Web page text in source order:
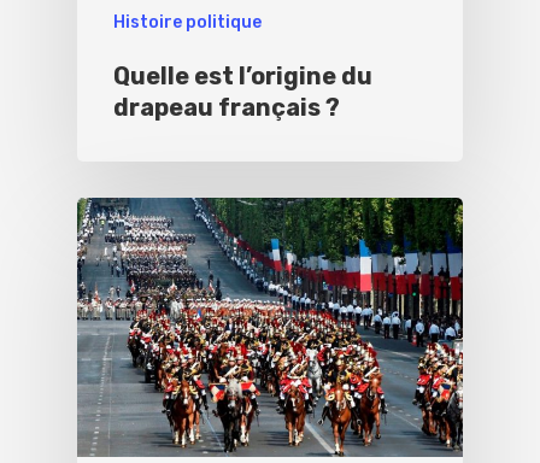
Histoire politique
Quelle est l’origine du
drapeau français ?